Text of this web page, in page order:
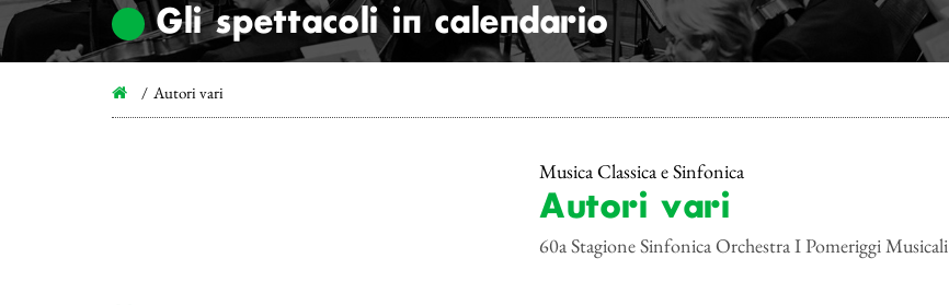
Gli spettacoli in calendario
Autori vari
Musica Classica e Sinfonica
Autori vari
60a Stagione Sinfonica Orchestra I Pomeriggi Musicali